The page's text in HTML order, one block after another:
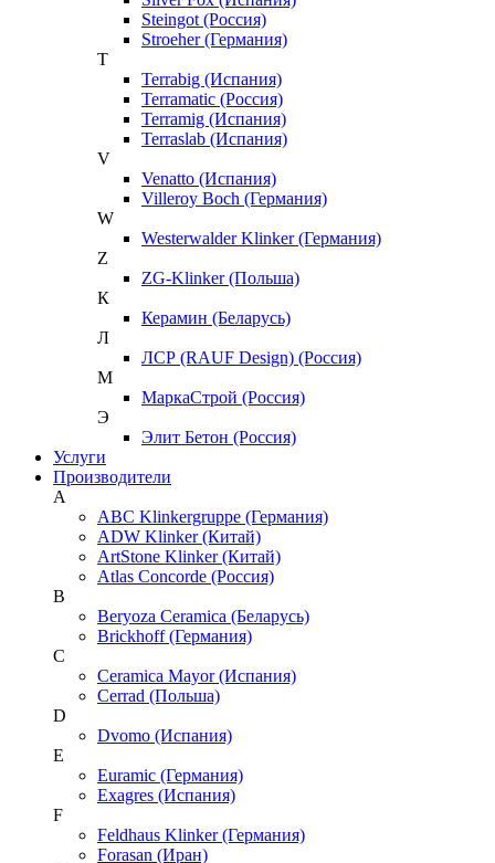
Steingot (Россия)
Stroeher (Германия)
T
Terrabig (Испания)
Terramatic (Россия)
Terramig (Испания)
Terraslab (Испания)
V
Venatto (Испания)
Villeroy Boch (Германия)
W
Westerwalder Klinker (Германия)
Z
ZG-Klinker (Польша)
К
Керамин (Беларусь)
Л
ЛСР (RAUF Design) (Россия)
М
МаркаСтрой (Россия)
Э
Элит Бетон (Россия)
Услуги
Производители
A
ABC Klinkergruppe (Германия)
ADW Klinker (Китай)
ArtStone Klinker (Китай)
Atlas Concorde (Россия)
B
Beryoza Ceramica (Беларусь)
Brickhoff (Германия)
C
Ceramica Mayor (Испания)
Cerrad (Польша)
D
Dvomo (Испания)
E
Euramic (Германия)
Exagres (Испания)
F
Feldhaus Klinker (Германия)
Forasan (Иран)